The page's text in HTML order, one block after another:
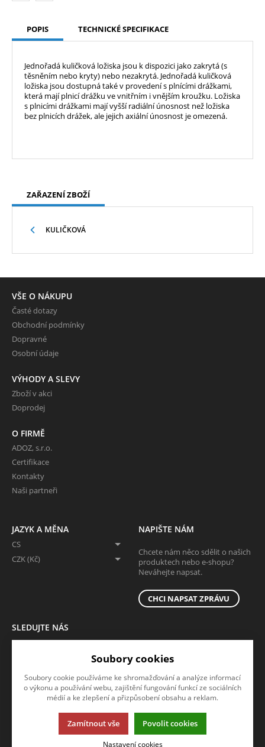
POPIS TECHNICKÉ SPECIFIKACE
Jednořadá kuličková ložiska jsou k dispozici jako zakrytá (s
těsněním nebo kryty) nebo nezakrytá. Jednořadá kuličková
ložiska jsou dostupná také v provedení s plnícími drážkami,
která mají plnicí drážku ve vnitřním i vnějším kroužku. Ložiska
s plnicími drážkami mají vyšší radiální únosnost než ložiska
bez plnicích drážek, ale jejich axiální únosnost je omezená.
ZAŘAZENÍ ZBOŽÍ
KULIČKOVÁ
VŠE O NÁKUPU
Časté dotazy
Obchodní podmínky
Dopravné
Osobní údaje
VÝHODY A SLEVY
Zboží v akci
Doprodej
O FIRMĚ
ADOZ, s.r.o.
Certifikace
Kontakty
Naši partneři
JAZYK A MĚNA
CS
CZK (Kč)
NAPIŠTE NÁM
Chcete nám něco sdělit o našich
produktech nebo e-shopu?
Neváhejte napsat.
CHCI NAPSAT ZPRÁVU
SLEDUJTE NÁS
Tato stránka používá soubory cookies. Klikněte pro více informací.
Soubory cookies
Soubory cookie používáme ke shromažďování a analýze informací
o výkonu a používání webu, zajištění fungování funkcí ze sociálních
médií a ke zlepšení a přizpůsobení obsahu a reklam.
Zamítnout vše Povolit cookies
Nastavení cookies